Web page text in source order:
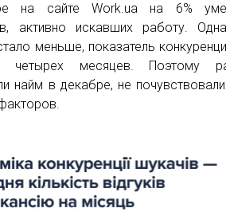
на сайте Work.ua на 6%
активно искавших работу.
меньше, показатель
четырех месяцев. Поэтому
найм в декабре, не почувствовали